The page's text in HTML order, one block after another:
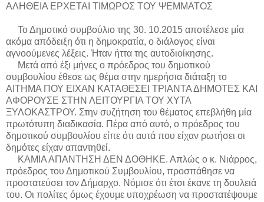
ΑΛΗΘΕΙΑ ΕΡΧΕΤΑΙ ΤΙΜΩΡΟΣ ΤΟΥ ΨΕΜΜΑΤΟΣ
Το Δημοτικό συμβούλιο της 30. 10.2015 αποτέλεσε μία
ακόμα απόδειξη ότι η δημοκρατία, ο διάλογος είναι
αγνοούμενες λέξεις. Ήταν ήττα της αυτοδιοίκησης.
Μετά από έξι μήνες ο πρόεδρος του δημοτικού
συμβουλίου έθεσε ως θέμα στην ημερήσια διάταξη το
ΑΙΤΗΜΑ ΠΟΥ ΕΙΧΑΝ ΚΑΤΑΘΕΣΕΙ ΤΡΙΑΝΤΑ ΔΗΜΟΤΕΣ ΚΑΙ
ΑΦΟΡΟΥΣΕ ΣΤΗΝ ΛΕΙΤΟΥΡΓΙΑ ΤΟΥ ΧΥΤΑ
ΞΥΛΟΚΑΣΤΡΟΥ. Στην συζήτηση του θέματος επεβλήθη μία
πρωτότυπη διαδικασία. Πέρα από αυτό, ο πρόεδρος του
δημοτικού συμβουλίου είπε ότι αυτά που είχαν ρωτήσει οι
δημότες είχαν απαντηθεί.
ΚΑΜΙΑ ΑΠΑΝΤΗΣΗ ΔΕΝ ΔΟΘΗΚΕ. Απλώς ο κ. Νιάρρος,
πρόεδρος του Δημοτικού Συμβουλίου, προσπάθησε να
προστατεύσει τον Δήμαρχο. Νόμισε ότι έτσι έκανε τη δουλειά
του. Οι πολίτες όμως έχουμε υποχρέωση να προστατέψουμε